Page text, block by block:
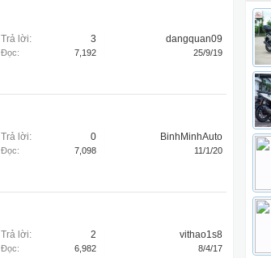
Trả lời: 3
Đọc: 7,192
dangquan09
25/9/19
Trả lời: 0
Đọc: 7,098
BinhMinhAuto
11/1/20
Trả lời: 2
Đọc: 6,982
vithao1s8
8/4/17